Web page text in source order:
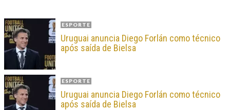
ESPORTE
Uruguai anuncia Diego Forlán como técnico
após saída de Bielsa
ESPORTE
Uruguai anuncia Diego Forlán como técnico
após saída de Bielsa